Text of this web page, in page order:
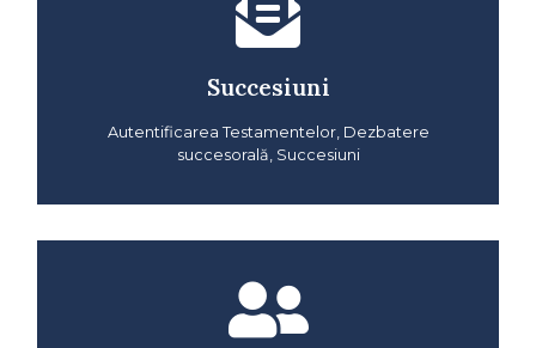
Succesiuni
Autentificarea Testamentelor, Dezbatere
succesorală, Succesiuni